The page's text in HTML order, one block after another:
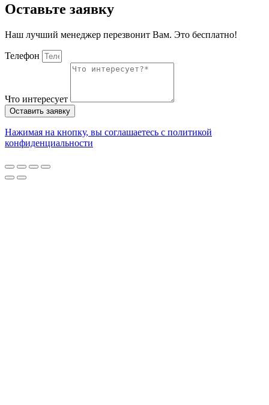
Оставьте заявку
Наш лучший менеджер перезвонит Вам. Это бесплатно!
Телефон
Что интересует
Оставить заявку
Нажимая на кнопку, вы соглашаетесь с политикой
конфиденциальности